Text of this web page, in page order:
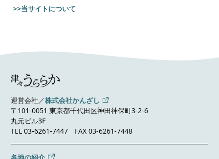
>>当サイトについて
運営会社／株式会社かんざし
〒101-0051 東京都千代田区神田神保町3-2-6
丸元ビル3F
TEL03-6261-7447 FAX 03-6261-7448